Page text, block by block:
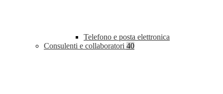
Telefono e posta elettronica
Consulenti e collaboratori 40